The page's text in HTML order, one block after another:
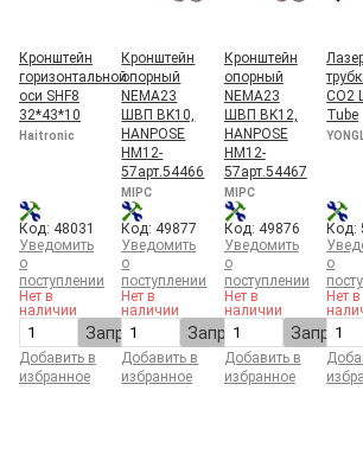
Кронштейн
горизонтальной
оси SHF8
32*43*10
Haitronic
Код: 48031
Уведомить
о
поступлении
Нет в
наличии
Запросить
Добавить в
избранное
Кронштейн
опорный
NEMA23
ШВП BK10,
HANPOSE
HM12-
57арт.54466
MIPC
Код: 49877
Уведомить
о
поступлении
Нет в
наличии
Запросить
Добавить в
избранное
Кронштейн
опорный
NEMA23
ШВП BK12,
HANPOSE
HM12-
57арт.54467
MIPC
Код: 49876
Уведомить
о
поступлении
Нет в
наличии
Добавить в
избранное
CO2
Tube
Код:
о
Нет в